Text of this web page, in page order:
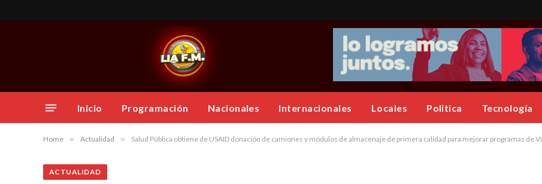
Inicio Programación Nacionales Internacionales Locales Politica Tecnología
Home » Actualidad » Salud Pública obtiene de USAID donación de camiones y módulos de almacenaje de primera calidad para mejorar programas de
ACTUALIDAD